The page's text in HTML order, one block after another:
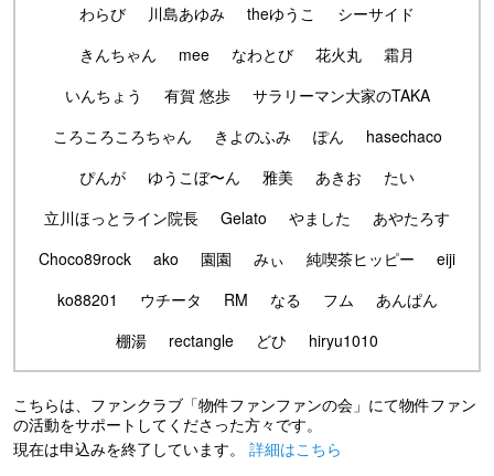
わらび
川島あゆみ theゆうこ
シーサイド
きんちゃん
mee なわとび 花火丸
霜月
いんちょう
有賀 悠歩
サラリーマン大家のTAKA
ころころころちゃん
きよのふみ ぽん
hasechaco
ぴんが
ゆうこぼ〜ん 雅美 あきお
たい
立川ほっとライン院長
Gelato やました
あやたろす
Choco89rock
ako 園園 みぃ 純喫茶ヒッピー
eiji
ko88201
ウチータ RM なる フム
あんぱん
棚湯
rectangle どひ hiryu1010
こちらは、ファンクラブ「物件ファンファンの会」にて物件ファン
の活動をサポートしてくださった方々です。
現在は申込みを終了しています。 詳細はこちら